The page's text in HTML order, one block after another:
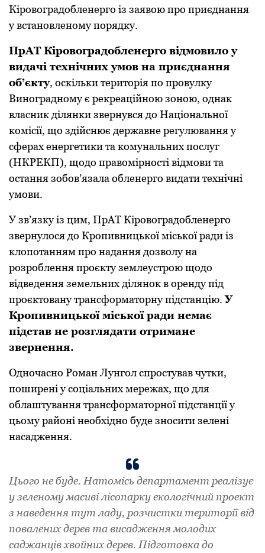
Кіровоградобленерго із заявою про приєднання
у встановленому порядку.
ПрАТ Кіровоградобленерго відмовило у
видачі технічних умов на приєднання
об’єкту, оскільки територія по провулку
Виноградному є рекреаційною зоною, однак
власник ділянки звернувся до Національної
комісії, що здійснює державне регулювання у
сферах енергетики та комунальних послуг
(НКРЕКП), щодо правомірності відмови та
остання зобов’язала обленерго видати технічні
умови.
У зв’язку із цим, ПрАТ Кіровоградобленерго
звернулося до Кропивницької міської ради із
клопотанням про надання дозволу на
розроблення проєкту землеустрою щодо
відведення земельних ділянок в оренду під
проєктовану трансформаторну підстанцію.У
Кропивницької міської ради немає
підстав не розглядати отримане
звернення.
Одночасно Роман Лунгол спростував чутки,
поширені у соціальних мережах, що для
облаштування трансформаторної підстанції у
цьому районі необхідно буде зносити зелені
насадження.
Цього не буде. Натомісь департамент реалізує
у зеленому масиві лісопарку екологічний проект
з наведення тут ладу, розчистки території від
повалених дерев та висадження молодих
саджанців хвойних дерев. Підготовка до